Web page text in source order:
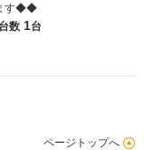
す◆◆
数 1台
ページトップへ